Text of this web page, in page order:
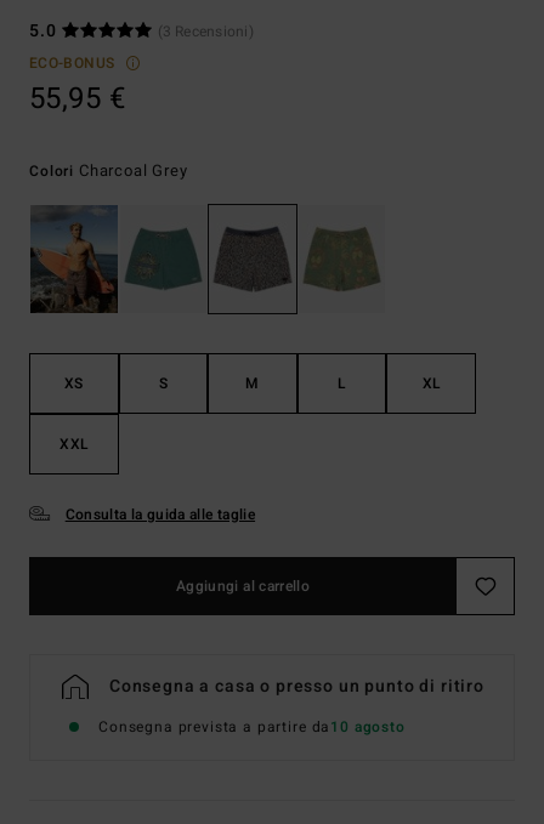
5.0
(3 Recensioni)
ECO-BONUS
55,95 €
Colori Charcoal Grey
XS S M L XL
XXL
Consulta la guida alle taglie
Aggiungi al carrello
Consegna a casa o presso un punto di ritiro
Consegna prevista a partire da10 agosto